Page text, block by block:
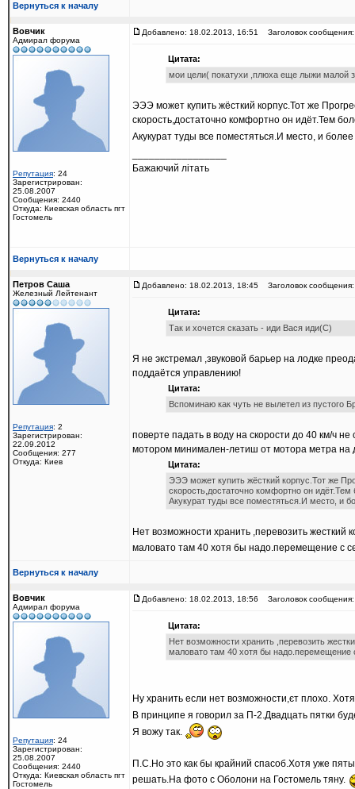
Вернуться к началу
Вовчик
Адмирал форума
Репутация: 24
Зарегистрирован:
25.08.2007
Сообщения: 2440
Откуда: Киевская область пгт
Гостомель
Добавлено: 18.02.2013, 16:51 Заголовок сообщения:
Цитата:
мои цели( покатухи ,плюха еще лыжи малой
ЭЭЭ может купить жёсткий корпус.Тот же
скорость,достаточно комфортно он идёт.Тем
Акукурат туды все поместяться.И место, и
Бажаючий літать
Вернуться к началу
Петров Саша
Железный Лейтенант
Репутация: 2
Зарегистрирован:
22.09.2012
Сообщения: 277
Откуда: Киев
Добавлено: 18.02.2013, 18:45 Заголовок сообщения:
Цитата:
Так и хочется сказать - иди Вася иди(С)
Я не экстремал ,звуковой барьер на лодке
поддаётся управлению!
Цитата:
Вспоминаю как чуть не вылетел из пустого
поверте падать в воду на скорости до 40 км/ч
мотором минимален-летиш от мотора метра на
Цитата:
ЭЭЭ может купить жёсткий корпус.Тот же
скорость,достаточно комфортно он идёт.Тем
Акукурат туды все поместяться.И место, и
Нет возможности хранить ,перевозить
маловато там 40 хотя бы надо.перемещение с
Вернуться к началу
Вовчик
Адмирал форума
Репутация: 24
Зарегистрирован:
25.08.2007
Сообщения: 2440
Откуда: Киевская область пгт
Гостомель
Добавлено: 18.02.2013, 18:56 Заголовок сообщения:
Цитата:
Нет возможности хранить ,перевозить
маловато там 40 хотя бы надо.перемещение
Ну хранить если нет возможности,єт плохо.
В принципе я говорил за П-2.Двадцать пятки
Я вожу так.
П.С.Но это как бы крайний спасоб.Хотя уже
решать.На фото с Оболони на Гостомель тяну.